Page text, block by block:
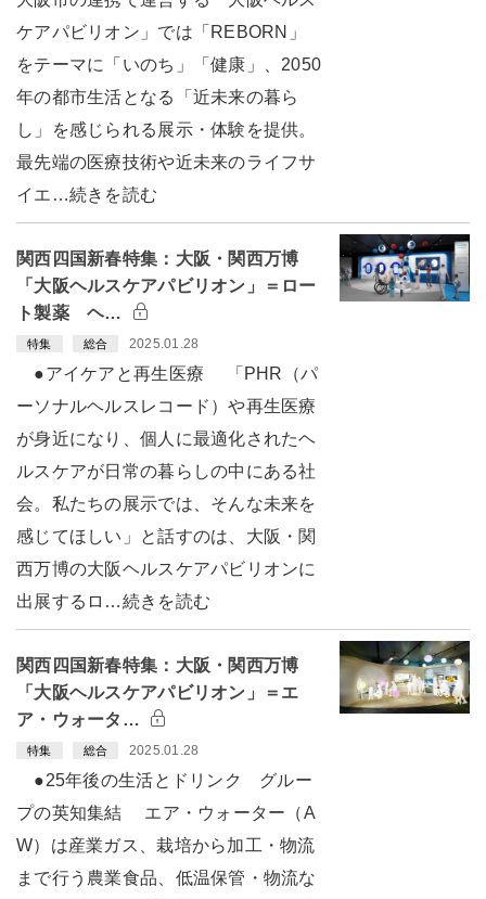
ケアパビリオン」では「REBORN」
をテーマに「いのち」「健康」、2050
年の都市生活となる「近未来の暮ら
し」を感じられる展示・体験を提供。
最先端の医療技術や近未来のライフサ
イエ…続きを読む
関西四国新春特集：大阪・関西万博
「大阪ヘルスケアパビリオン」＝ロー
ト製薬 ヘ…
特集 総合 2025.01.28
●アイケアと再生医療 「PHR（パ
ーソナルヘルスレコード）や再生医療
が身近になり、個人に最適化されたヘ
ルスケアが日常の暮らしの中にある社
会。私たちの展示では、そんな未来を
感じてほしい」と話すのは、大阪・関
西万博の大阪ヘルスケアパビリオンに
出展するロ…続きを読む
関西四国新春特集：大阪・関西万博
「大阪ヘルスケアパビリオン」＝エ
ア・ウォータ…
特集 総合 2025.01.28
●25年後の生活とドリンク グルー
プの英知集結 エア・ウォーター（A
W）は産業ガス、栽培から加工・物流
まで行う農業食品、低温保管・物流な